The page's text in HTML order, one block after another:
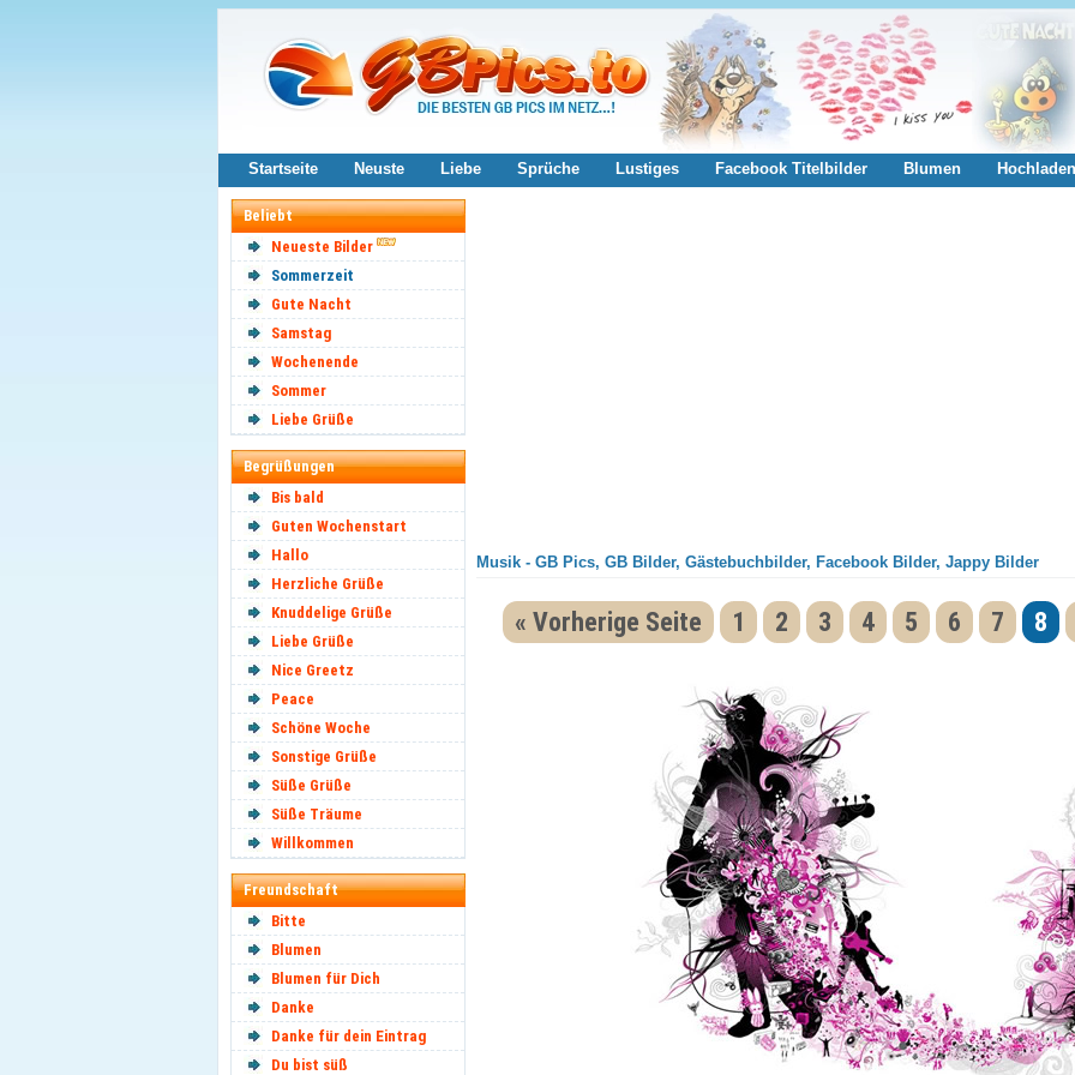
Startseite Neuste Liebe Sprüche Lustiges Facebook Titelbilder Blumen Hochladen
Beliebt
Neueste Bilder
Sommerzeit
Gute Nacht
Samstag
Wochenende
Sommer
Liebe Grüße
Begrüßungen
Bis bald
Guten Wochenstart
Hallo
Herzliche Grüße
Knuddelige Grüße
Liebe Grüße
Nice Greetz
Peace
Schöne Woche
Sonstige Grüße
Süße Grüße
Süße Träume
Willkommen
Freundschaft
Bitte
Blumen
Blumen für Dich
Danke
Danke für dein Eintrag
Du bist süß
Musik - GB Pics, GB Bilder, Gästebuchbilder, Facebook Bilder, Jappy Bilder
« Vorherige Seite 1 2 3 4 5 6 7 8